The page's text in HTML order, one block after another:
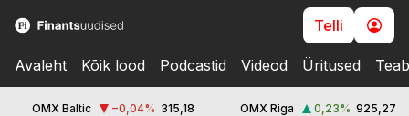
Telli
Avaleht Kõik lood Podcastid Videod Üritused
OMX Baltic −0,04% 315,18 OMX Riga 0,23% 925,27